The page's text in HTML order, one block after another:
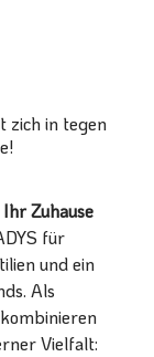
zich in tegen
Zuhause
für
und ein
Als
Vielfalt: